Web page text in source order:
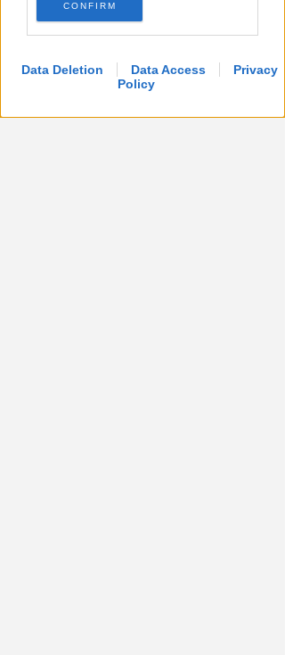
CONFIRM
Data Deletion Data Access
Privacy
Policy